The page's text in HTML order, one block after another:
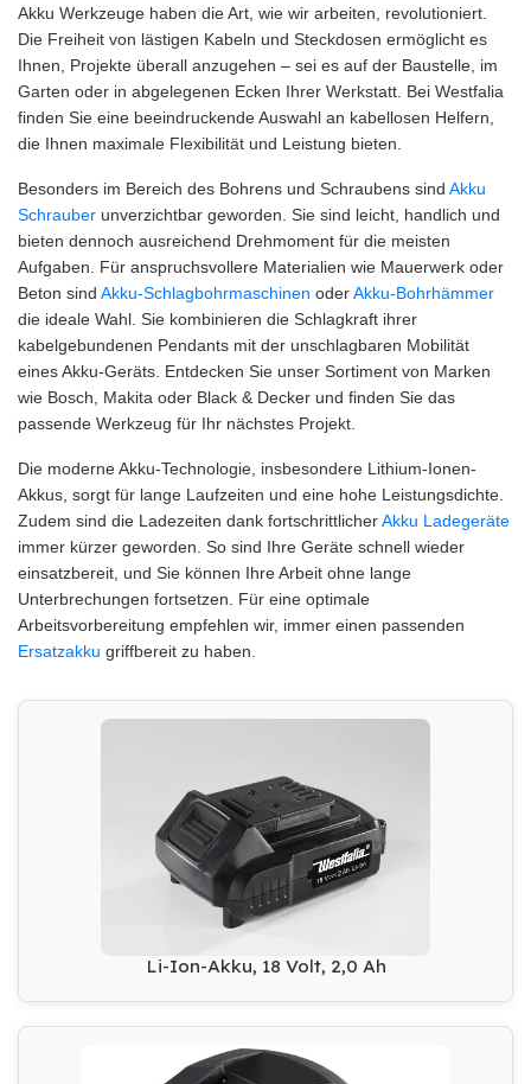
Akku Werkzeuge haben die Art, wie wir arbeiten, revolutioniert.
Die Freiheit von lästigen Kabeln und Steckdosen ermöglicht es
Ihnen, Projekte überall anzugehen – sei es auf der Baustelle, im
Garten oder in abgelegenen Ecken Ihrer Werkstatt. Bei Westfalia
finden Sie eine beeindruckende Auswahl an kabellosen Helfern,
die Ihnen maximale Flexibilität und Leistung bieten.
Besonders im Bereich des Bohrens und Schraubens sind Akku
Schrauber unverzichtbar geworden. Sie sind leicht, handlich und
bieten dennoch ausreichend Drehmoment für die meisten
Aufgaben. Für anspruchsvollere Materialien wie Mauerwerk oder
Beton sind Akku-Schlagbohrmaschinen oderAkku-Bohrhämmer
die ideale Wahl. Sie kombinieren die Schlagkraft ihrer
kabelgebundenen Pendants mit der unschlagbaren Mobilität
eines Akku-Geräts. Entdecken Sie unser Sortiment von Marken
wie Bosch, Makita oder Black & Decker und finden Sie das
passende Werkzeug für Ihr nächstes Projekt.
Die moderne Akku-Technologie, insbesondere Lithium-Ionen-
Akkus, sorgt für lange Laufzeiten und eine hohe Leistungsdichte.
Zudem sind die Ladezeiten dank fortschrittlicherAkku Ladegeräte
immer kürzer geworden. So sind Ihre Geräte schnell wieder
einsatzbereit, und Sie können Ihre Arbeit ohne lange
Unterbrechungen fortsetzen. Für eine optimale
Arbeitsvorbereitung empfehlen wir, immer einen passenden
Ersatzakku griffbereit zu haben.
Li-Ion-Akku, 18 Volt, 2,0 Ah